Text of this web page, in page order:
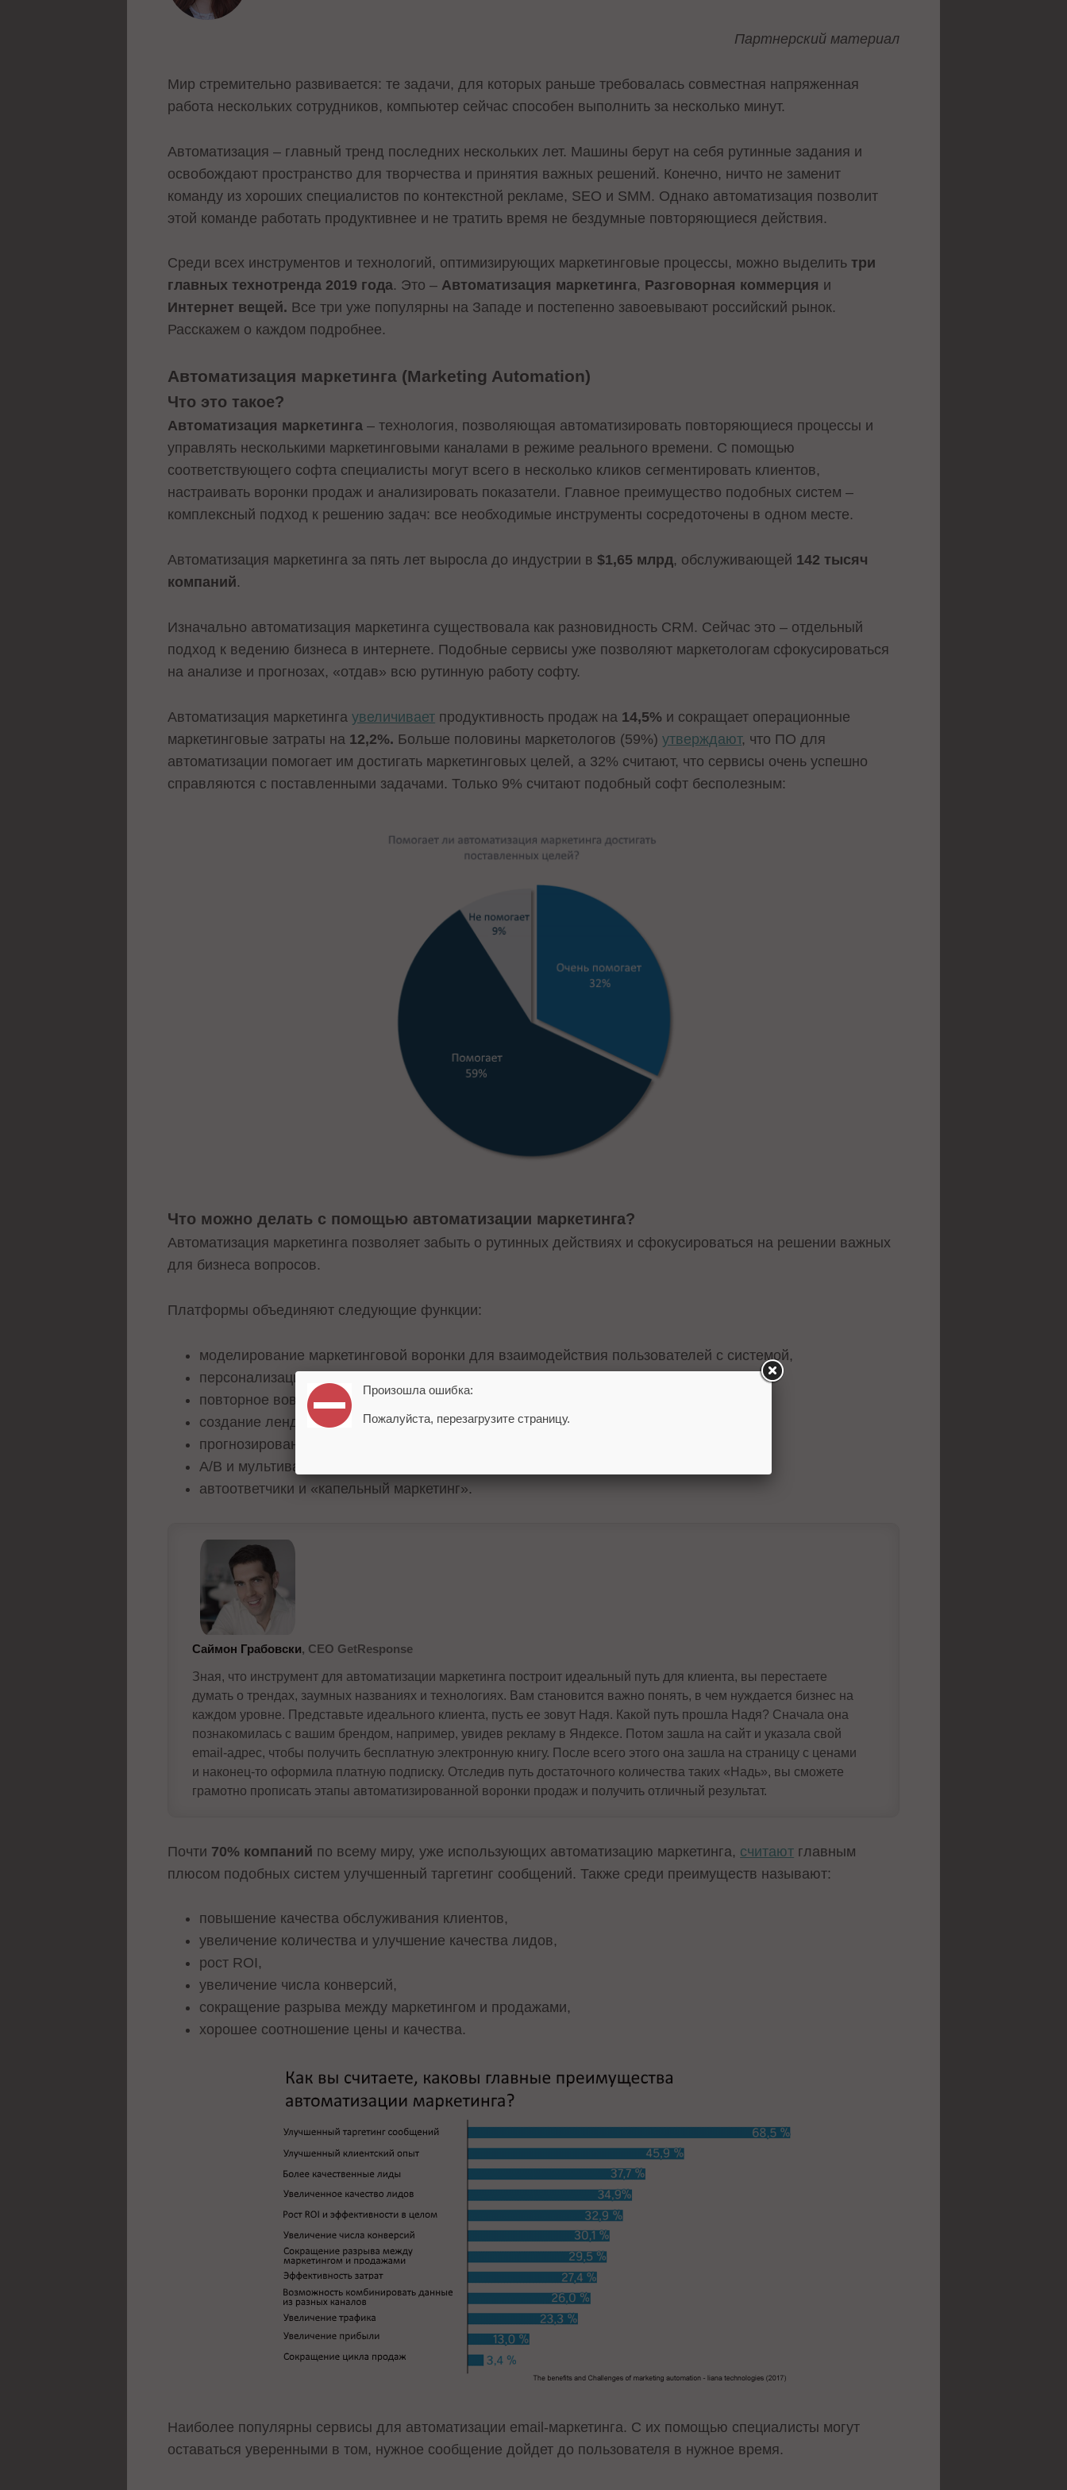
Партнерский материал
Мир стремительно развивается: те задачи, для которых раньше требовалась совместная напряженная
работа нескольких сотрудников, компьютер сейчас способен выполнить за несколько минут.
Автоматизация – главный тренд последних нескольких лет. Машины берут на себя рутинные задания и
освобождают пространство для творчества и принятия важных решений. Конечно, ничто не заменит
команду из хороших специалистов по контекстной рекламе, SEO и SMM. Однако автоматизация позволит
этой команде работать продуктивнее и не тратить время не бездумные повторяющиеся действия.
Среди всех инструментов и технологий, оптимизирующих маркетинговые процессы, можно выделитьтри
главных технотренда 2019 года. Это – Автоматизация маркетинга, Разговорная коммерция и
Интернет вещей. Все три уже популярны на Западе и постепенно завоевывают российский рынок.
Расскажем о каждом подробнее.
Автоматизация маркетинга (Marketing Automation)
Что это такое?
Автоматизация маркетинга – технология, позволяющая автоматизировать повторяющиеся процессы и
управлять несколькими маркетинговыми каналами в режиме реального времени. С помощью
соответствующего софта специалисты могут всего в несколько кликов сегментировать клиентов,
настраивать воронки продаж и анализировать показатели. Главное преимущество подобных систем –
комплексный подход к решению задач: все необходимые инструменты сосредоточены в одном месте.
Автоматизация маркетинга за пять лет выросла до индустрии в$1,65 млрд, обслуживающей 142 тысяч
компаний.
Изначально автоматизация маркетинга существовала как разновидность CRM. Сейчас это – отдельный
подход к ведению бизнеса в интернете. Подобные сервисы уже позволяют маркетологам сфокусироваться
на анализе и прогнозах, «отдав» всю рутинную работу софту.
Автоматизация маркетингаувеличивает продуктивность продаж на 14,5% и сокращает операционные
маркетинговые затраты на 12,2%. Больше половины маркетологов (59%)утверждают, что ПО для
автоматизации помогает им достигать маркетинговых целей, а 32% считают, что сервисы очень успешно
справляются с поставленными задачами. Только 9% считают подобный софт бесполезным:
Что можно делать с помощью автоматизации маркетинга?
Автоматизация маркетинга позволяет забыть о рутинных действиях и сфокусироваться на решении важных
для бизнеса вопросов.
Платформы объединяют следующие функции:
моделирование маркетинговой воронки для взаимодействия пользователей с системой,
персонализация контента,
повторное вовлечение клиентов,
создание лендингов и формирование CTA,
прогнозирование на основе искусственного интеллекта,
A/B и мультивариантные тесты,
автоответчики и «капельный маркетинг».
Саймон Грабовски, CEO GetResponse
Зная, что инструмент для автоматизации маркетинга построит идеальный путь для клиента, вы перестаете
думать о трендах, заумных названиях и технологиях. Вам становится важно понять, в чем нуждается бизнес на
каждом уровне. Представьте идеального клиента, пусть ее зовут Надя. Какой путь прошла Надя? Сначала она
познакомилась с вашим брендом, например, увидев рекламу в Яндексе. Потом зашла на сайт и указала свой
email-адрес, чтобы получить бесплатную электронную книгу. После всего этого она зашла на страницу с ценами
и наконец-то оформила платную подписку. Отследив путь достаточного количества таких «Надь», вы сможете
грамотно прописать этапы автоматизированной воронки продаж и получить отличный результат.
Почти 70% компаний по всему миру, уже использующих автоматизацию маркетинга, считают главным
плюсом подобных систем улучшенный таргетинг сообщений. Также среди преимуществ называют:
повышение качества обслуживания клиентов,
увеличение количества и улучшение качества лидов,
рост ROI,
увеличение числа конверсий,
сокращение разрыва между маркетингом и продажами,
хорошее соотношение цены и качества.
Наиболее популярны сервисы для автоматизации email-маркетинга. С их помощью специалисты могут
оставаться уверенными в том, нужное сообщение дойдет до пользователя в нужное время.
Произошла ошибка:
Пожалуйста, перезагрузите страницу.